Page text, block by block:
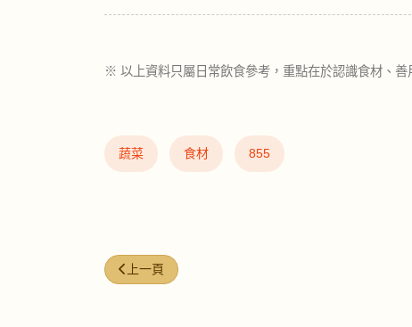
※ 以上資料只屬日常飲食參考，重點在於認識食材、善
蔬菜 食材 855
上一篇文章: 芽菜 (Bean sprouts)
上一頁